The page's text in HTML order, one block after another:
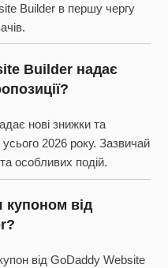
Builder в першу чергу
Builder надає
нові знижки та
усього 2026 року. Зазвичай
особливих подій.
купоном від
від GoDaddy Website